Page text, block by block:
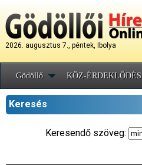
2026. augusztus 7., péntek, Ibolya
Gödöllő KÖZ-ÉRDEKLŐDÉS
Keresés
Keresendő szöveg: